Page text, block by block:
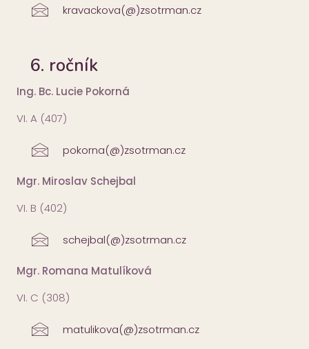
kravackova(@)zsotrman.cz
6. ročník
Ing. Bc. Lucie Pokorná
VI. A (407)
pokorna(@)zsotrman.cz
Mgr. Miroslav Schejbal
VI. B (402)
schejbal(@)zsotrman.cz
Mgr. Romana Matulíková
VI. C (308)
matulikova(@)zsotrman.cz